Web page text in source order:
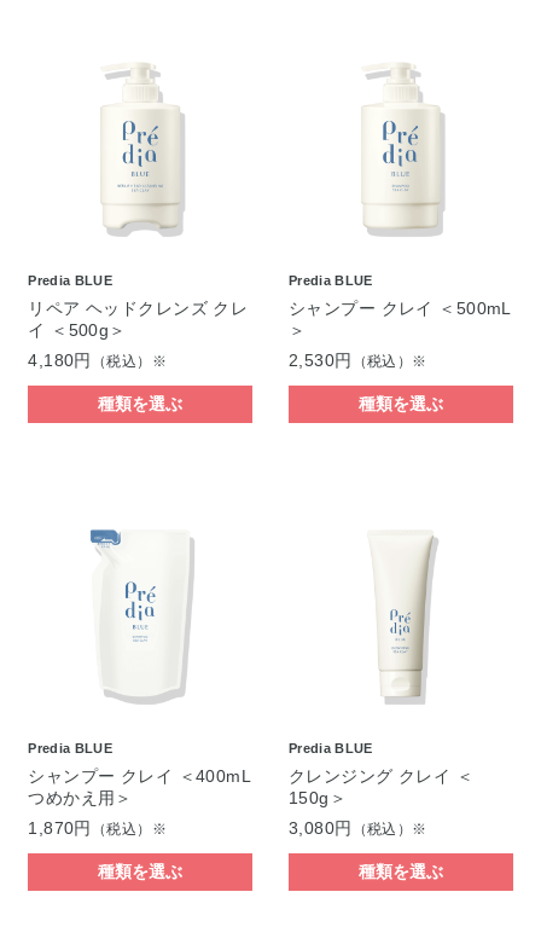
Predia BLUE
リペア ヘッドクレンズ クレ
イ ＜500g＞
4,180円
（税込）※
種類を選ぶ
Predia BLUE
シャンプー クレイ ＜500mL
＞
2,530円
（税込）※
種類を選ぶ
Predia BLUE
シャンプー クレイ ＜400mL
つめかえ用＞
1,870円
（税込）※
種類を選ぶ
Predia BLUE
クレンジング クレイ ＜
150g＞
3,080円
（税込）※
種類を選ぶ